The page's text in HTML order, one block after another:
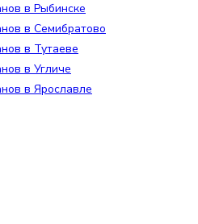
в Рыбинске
в Семибратово
в Тутаеве
в Угличе
в Ярославле